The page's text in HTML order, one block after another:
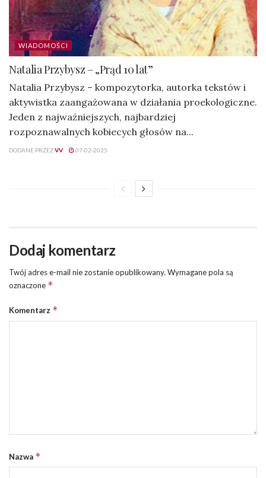
WIADOMOŚCI
Natalia Przybysz – „Prąd 10 lat”
Natalia Przybysz – kompozytorka, autorka tekstów i
aktywistka zaangażowana w działania proekologiczne.
Jeden z najważniejszych, najbardziej
rozpoznawalnych kobiecych głosów na...
DODANE PRZEZVV 07-02-2025
Dodaj komentarz
Twój adres e-mail nie zostanie opublikowany. Wymagane pola są
oznaczone *
Komentarz *
Nazwa *